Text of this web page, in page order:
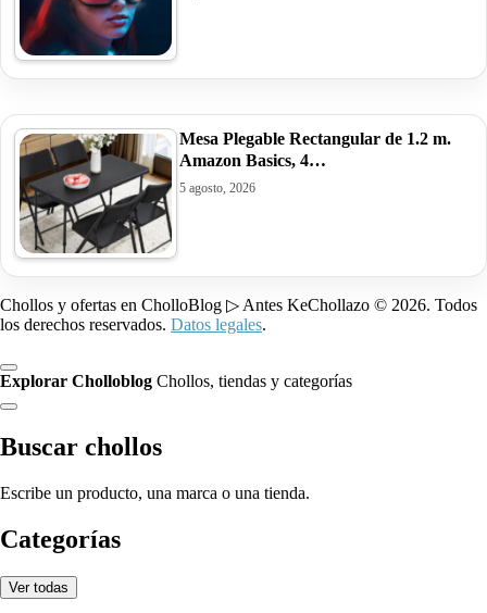
Mesa Plegable Rectangular de 1.2 m.
Amazon Basics, 4…
5 agosto, 2026
Chollos y ofertas en CholloBlog ▷ Antes KeChollazo © 2026. Todos
los derechos reservados. Datos legales.
Explorar Cholloblog Chollos, tiendas y categorías
Buscar chollos
Escribe un producto, una marca o una tienda.
Categorías
Ver todas